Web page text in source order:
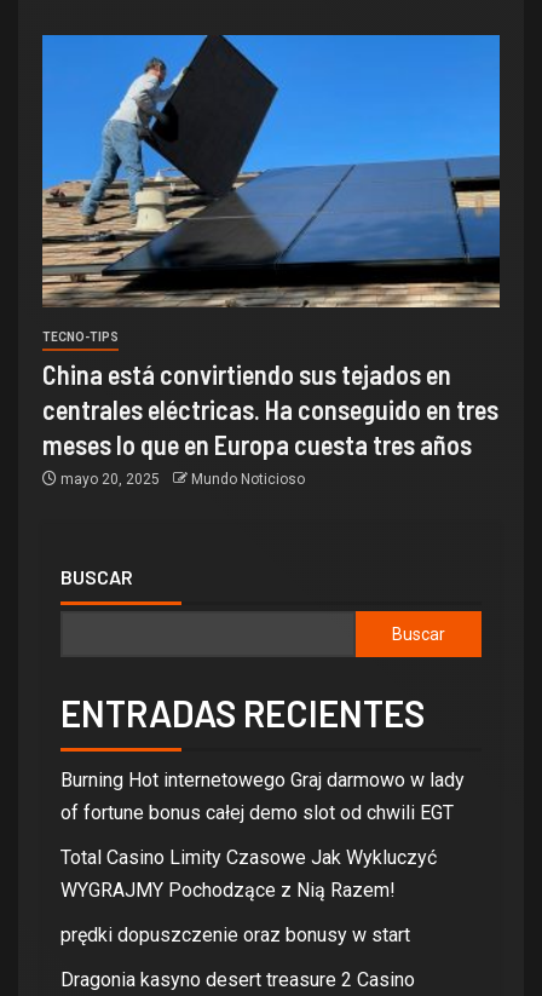
TECNO-TIPS
China está convirtiendo sus tejados en
centrales eléctricas. Ha conseguido en tres
meses lo que en Europa cuesta tres años
mayo 20, 2025 Mundo Noticioso
BUSCAR
Buscar
ENTRADAS RECIENTES
Burning Hot internetowego Graj darmowo w lady
of fortune bonus całej demo slot od chwili EGT
Total Casino Limity Czasowe Jak Wykluczyć
WYGRAJMY Pochodzące z Nią Razem!
prędki dopuszczenie oraz bonusy w start
Dragonia kasyno desert treasure 2 Casino